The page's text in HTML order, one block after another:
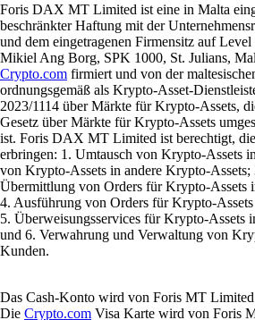
Foris DAX MT Limited ist eine in Malta
beschränkter Haftung mit der
und dem eingetragenen Firmensitz auf
Mikiel Ang Borg, SPK 1000, St. Julians,
Crypto.com firmiert und von der
ordnungsgemäß als Krypto-Asset-
2023/1114 über Märkte für Krypto-Assets,
Gesetz über Märkte für Krypto-Assets
ist. Foris DAX MT Limited ist berechtigt,
erbringen: 1. Umtausch von Krypto-Assets
von Krypto-Assets in andere Krypto-Assets;
Übermittlung von Orders für Krypto-Assets
4. Ausführung von Orders für Krypto-
5. Überweisungsservices für Krypto-Assets
und 6. Verwahrung und Verwaltung von
Kunden.
Das Cash-Konto wird von Foris MT
Die Crypto.com Visa Karte wird von Foris